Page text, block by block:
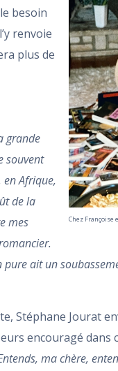
Chez Françoise
besoin
renvoie
plus de
grande
souvent
en Afrique,
de la
mes
pure ait un
Stéphane Jourat
encouragé dans
ma chère,